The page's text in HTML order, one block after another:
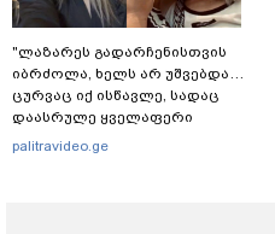
"ლაზარეს გადარჩენისთვის
იბრძოლა, ხელს არ უშვებდა…
ცურვაც იქ ისწავლე, სადაც
დაასრულე ყველაფერი
ხორციელი ცხოვრებიდან" – რას
palitravideo.ge